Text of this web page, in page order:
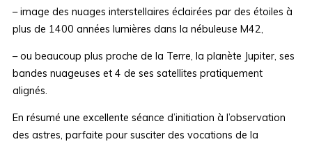
– image des nuages interstellaires éclairées par des étoiles à
plus de 1400 années lumières dans la nébuleuse M42,
– ou beaucoup plus proche de la Terre, la planète Jupiter, ses
bandes nuageuses et 4 de ses satellites pratiquement
alignés.
En résumé une excellente séance d’initiation à l’observation
des astres, parfaite pour susciter des vocations de la